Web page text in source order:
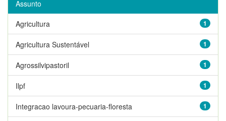
Assunto
1
Agricultura
1
Agricultura Sustentável
1
Agrossilvipastoril
1
Ilpf
1
Integracao lavoura-pecuaria-floresta